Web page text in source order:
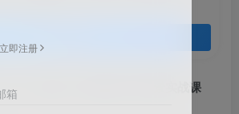
登录后查看
AI，能落地、能賺米的全场景实战课
即注册
箱